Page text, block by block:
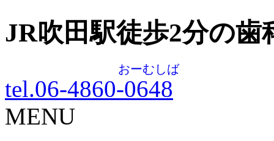
JR吹田駅徒歩2分の歯
tel.06-4860-0648
おーむしば
MENU